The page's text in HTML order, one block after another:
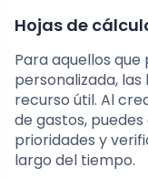
Hojas de
Para aquellos
personalizada,
recurso útil. Al
de gastos,
prioridades y
largo del tiempo.